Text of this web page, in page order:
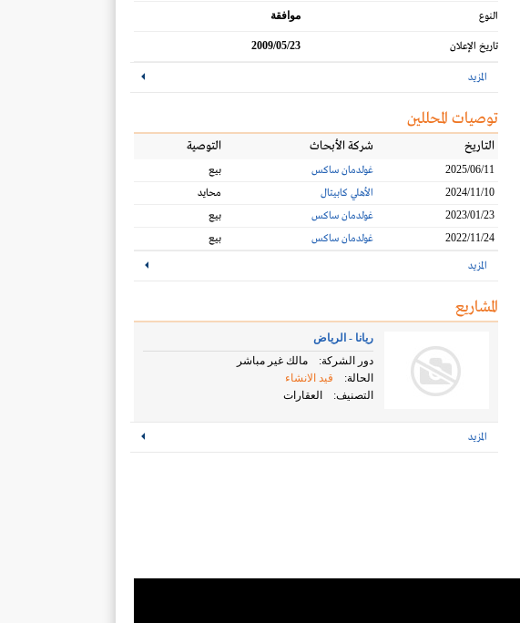
النوع موافقة
تاريخ الإعلان 2009/05/23
المزيد
توصيات المحللين
التاريخ شركة الأبحاث التوصية
2025/06/11 غولدمان ساكس
بيع
2024/11/10
الأهلي كابيتال
محايد
2023/01/23
غولدمان ساكس
بيع
2022/11/24
غولدمان ساكس بيع
المزيد
المشاريع
ريانا - الرياض
دور الشركة:
مالك غير مباشر
الحالة:
قيد الانشاء
التصنيف:
العقارات
المزيد